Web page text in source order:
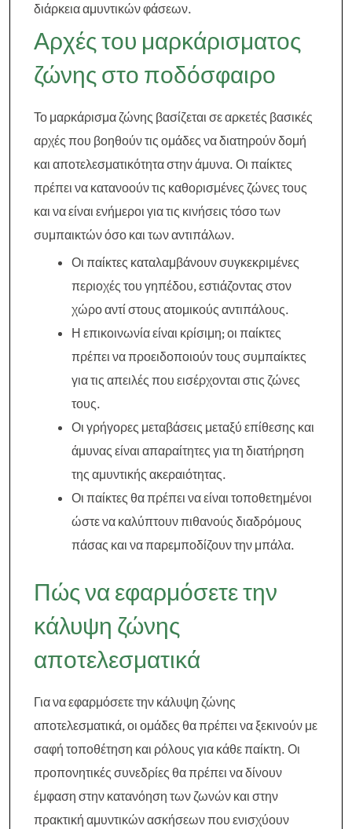
διάρκεια αμυντικών φάσεων.
Αρχές του μαρκάρισματος
ζώνης στο ποδόσφαιρο
Το μαρκάρισμα ζώνης βασίζεται σε αρκετές βασικές
αρχές που βοηθούν τις ομάδες να διατηρούν δομή
και αποτελεσματικότητα στην άμυνα. Οι παίκτες
πρέπει να κατανοούν τις καθορισμένες ζώνες τους
και να είναι ενήμεροι για τις κινήσεις τόσο των
συμπαικτών όσο και των αντιπάλων.
Οι παίκτες καταλαμβάνουν συγκεκριμένες
περιοχές του γηπέδου, εστιάζοντας στον
χώρο αντί στους ατομικούς αντιπάλους.
Η επικοινωνία είναι κρίσιμη; οι παίκτες
πρέπει να προειδοποιούν τους συμπαίκτες
για τις απειλές που εισέρχονται στις ζώνες
τους.
Οι γρήγορες μεταβάσεις μεταξύ επίθεσης και
άμυνας είναι απαραίτητες για τη διατήρηση
της αμυντικής ακεραιότητας.
Οι παίκτες θα πρέπει να είναι τοποθετημένοι
ώστε να καλύπτουν πιθανούς διαδρόμους
πάσας και να παρεμποδίζουν την μπάλα.
Πώς να εφαρμόσετε την
κάλυψη ζώνης
αποτελεσματικά
Για να εφαρμόσετε την κάλυψη ζώνης
αποτελεσματικά, οι ομάδες θα πρέπει να ξεκινούν με
σαφή τοποθέτηση και ρόλους για κάθε παίκτη. Οι
προπονητικές συνεδρίες θα πρέπει να δίνουν
έμφαση στην κατανόηση των ζωνών και στην
πρακτική αμυντικών ασκήσεων που ενισχύουν